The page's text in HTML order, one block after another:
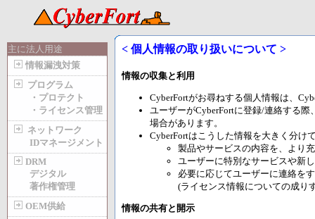
主に法人用途
情報漏洩対策
プログラム
・プロテクト
・ライセンス管理
ネットワーク
IDマネージメント
DRM
デジタル
著作権管理
OEM供給
< 個人情報の取り扱いについて >
情報の収集と利用
CyberFortがお尋ねする個人情報は、
ユーザーがCyberFortに登録/連絡する
場合があります。
CyberFortはこうした情報を大きく分け
製品やサービスの内容を、より
ユーザーに特別なサービスや新
必要に応じてユーザーに連絡を
(ライセンス情報についての成り
情報の共有と開示